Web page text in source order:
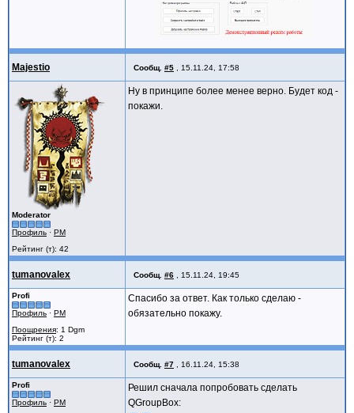
Majestio Сообщ. #5 15.11.24, 17:58
Moderator
Профиль · PM
Рейтинг (т): 42
Ну в принципе более менее верно. Будет код -
покажи.
tumanovalex Сообщ. #6 15.11.24, 19:45
Profi
Профиль · PM
Поощрения: 1 Dgm
Рейтинг (т): 2
Спасибо за ответ. Как только сделаю -
обязательно покажу.
tumanovalex Сообщ. #7 16.11.24, 15:38
Profi
Профиль · PM
Решил сначала попробовать сделать
QGroupBox: